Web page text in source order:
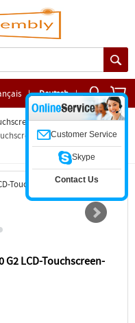
| Deutsch |
Baugruppe
Vollmontage Mit
G2 LCD-Touchscreen-
Customer Service
Skype
Contact Us